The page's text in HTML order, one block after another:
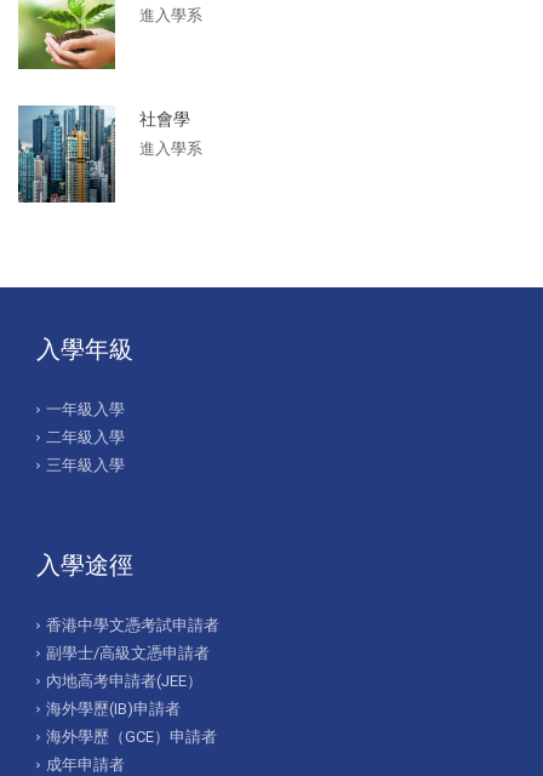
進入學系
社會學
進入學系
入學年級
一年級入學
二年級入學
三年級入學
入學途徑
香港中學文憑考試申請者
副學士/高級文憑申請者
內地高考申請者(JEE）
海外學歷(IB)申請者
海外學歷（GCE）申請者
成年申請者